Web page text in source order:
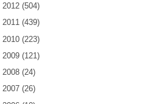
2012 (504)
2011 (439)
2010 (223)
2009 (121)
2008 (24)
2007 (26)